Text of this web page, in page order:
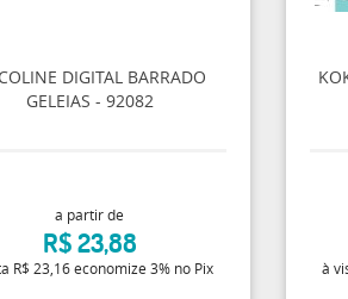
DIGITAL BARRADO
GELEIAS - 92082
a partir de
R$ 23,88
R$ 23,16economize 3% no Pix à